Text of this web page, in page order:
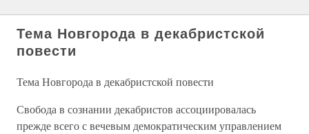
Тема Новгорода в декабристской
повести
Тема Новгорода в декабристской повести
Свобода в сознании декабристов ассоциировалась
прежде всего с вечевым демократическим управлением